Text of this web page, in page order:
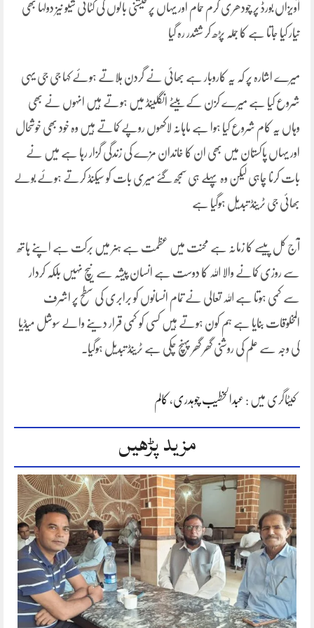
آویزاں بورڈ پر چودھری گرم حمام اور یہاں پر فیشنی بالوں کی کٹائی شیو نیز دولہا بھی
تیار کیا جاتا ہے کا جملہ پڑھ کر ششدر رہ گیا
میرے اشارہ پر کہ یہ کاروبار ہے بھائی نے گردن ہلاتے ہوئے کہا جی جی یہی
شروع کیا ہے میرے کزن کے بیٹے انگلینڈ میں ہوتے ہیں انہوں نے بھی
وہاں یہ کام شروع کیا ہوا ہے ماہانہ لاکھوں روپے کماتے ہیں وہ خود بھی خوشحال
اور یہاں پاکستان میں بھی ان کا خاندان مزے کی زندگی گزار رہا ہے میں نے
بات کرنا چاہی لیکن وہ پہلے ہی سمجھ گئے میری بات کو سیکنڈ کرتے ہوئے بولے
بھائی جی ٹرینڈ تبدیل ہوگیا ہے
آج کل پیسے کا زمانہ ہے محنت میں عظمت ہے ہنر میں برکت ہے اپنے ہاتھ
سے روزی کمانے والا اللہ کا دوست ہے انسان پیشہ سے نیچ نہیں بلکہ کردار
سے کمی ہوتا ہے اللہ تعالی نے تمام انسانوں کو برابری کی سطح پر اشرف
المخلوقات بنایا ہے ہم کون ہوتے ہیں کسی کو کمی قرار دینے والے سوشل میڈیا
کی وجہ سے علم کی روشنی گھر گھر پہنچ چکی ہے ٹرینڈ تبدیل ہوگیا۔
کیٹاگری میں : عبدالخطیب چوہدری، کالم
مزید پڑھیں